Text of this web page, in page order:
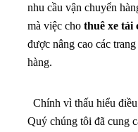
nhu cầu vận chuyển
mà việc cho thuê xe tải
được nâng cao các
hàng.
Chính vì thấu hiểu
Quý chúng tôi đã cung